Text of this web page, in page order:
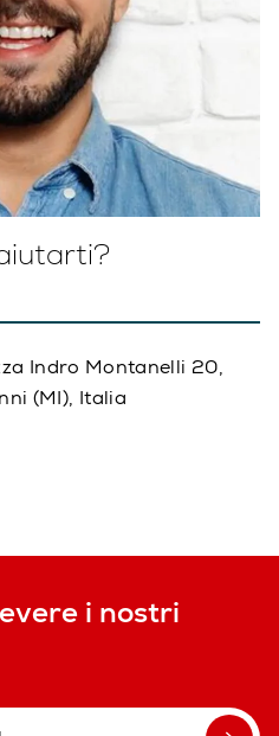
Indro Montanelli 20,
(MI), Italia
i nostri